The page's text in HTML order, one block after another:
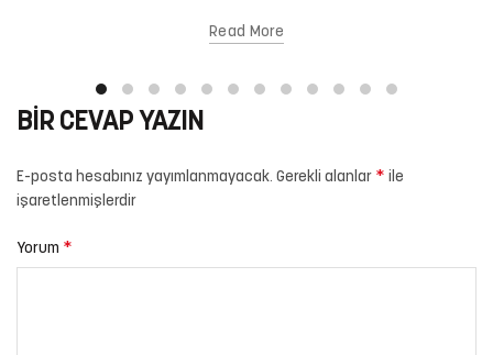
Read More
BIR CEVAP YAZIN
E-posta hesabınız yayımlanmayacak. Gerekli alanlar * ile
işaretlenmişlerdir
Yorum *